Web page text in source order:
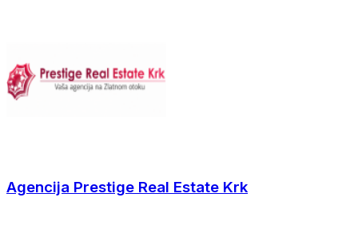
Agencija Prestige Real Estate Krk